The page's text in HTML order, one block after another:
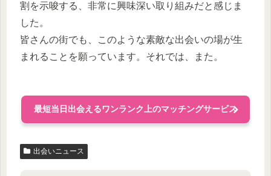
割を示唆する、非常に興味深い取り組みだと感じま
した。
皆さんの街でも、このような素敵な出会いの場が生
まれることを願っています。それでは、また。
最短当日出会えるワンランク上のマッチングサービス
出会いニュース